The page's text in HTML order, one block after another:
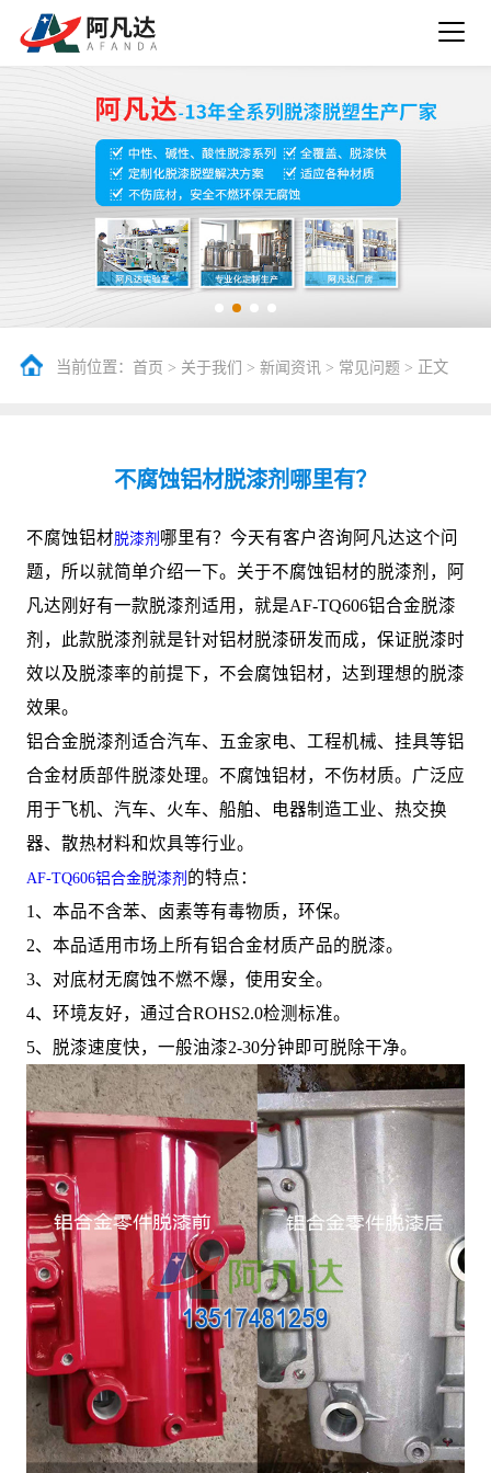
当前位置： 首页 > 关于我们 > 新闻资讯 > 常见问题> 正文
不腐蚀铝材脱漆剂哪里有？
不腐蚀铝材脱漆剂 哪里有？今天有客户咨询阿凡达这个问
题，所以就简单介绍一下。关于不腐蚀铝材的脱漆剂，阿
凡达刚好有一款脱漆剂适用，就是AF-TQ606铝合金脱漆
剂，此款脱漆剂就是针对铝材脱漆研发而成，保证脱漆时
效以及脱漆率的前提下，不会腐蚀铝材，达到理想的脱漆
效果。
铝合金脱漆剂适合汽车、五金家电、工程机械、挂具等铝
合金材质部件脱漆处理。不腐蚀铝材，不伤材质。广泛应
用于飞机、汽车、火车、船舶、电器制造工业、热交换
器、散热材料和炊具等行业。
AF-TQ606铝合金脱漆剂 的特点：
1、本品不含苯、卤素等有毒物质，环保。
2、本品适用市场上所有铝合金材质产品的脱漆。
3、对底材无腐蚀不燃不爆，使用安全。
4、环境友好，通过合ROHS2.0检测标准。
5、脱漆速度快，一般油漆2-30分钟即可脱除干净。